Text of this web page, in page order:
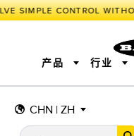
SIMPLE CONTROL
CHN | ZH
产品
传感器 测量解决
行业
工业物联网与智能工